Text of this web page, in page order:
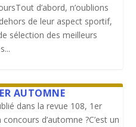
d’abord, n’oublions
de leur aspect sportif,
sélection des meilleurs
AUTOMNE
dans la revue 108, 1er
d’automne ?C’est un